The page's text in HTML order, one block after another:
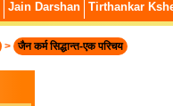
Jain Darshan Tirthankar
> जैन कर्म सिद्धान्त-एक परिचय